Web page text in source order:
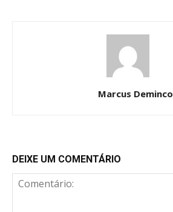
Marcus Deminco
DEIXE UM COMENTÁRIO